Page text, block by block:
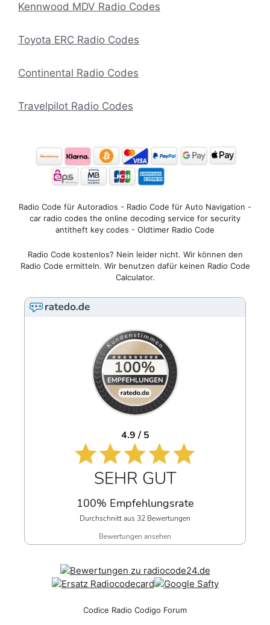
Kennwood MDV Radio Codes
Toyota ERC Radio Codes
Continental Radio Codes
Travelpilot Radio Codes
Radio Code für Autoradios - Radio Code für Auto Navigation -
car radio codes the online decoding service for security
antitheft key codes - Oldtimer Radio Code
Radio Code kostenlos? Nein leider nicht. Wir können den
Radio Code ermitteln. Wir benutzen dafür keinen Radio Code
Calculator.
4.9 / 5
SEHR GUT
100% Empfehlungsrate
Durchschnitt aus 32 Bewertungen
Bewertungen ansehen
Codice Radio Codigo Forum